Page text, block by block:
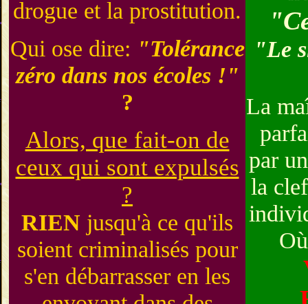
drogue et la prostitution.
Qui ose dire: "Tolérance
zéro dans nos écoles !"
?
Alors, que fait-on de
ceux qui sont expulsés
?
RIEN jusqu'à ce qu'ils
soient criminalisés pour
s'en débarrasser en les
"Le
La
par
la